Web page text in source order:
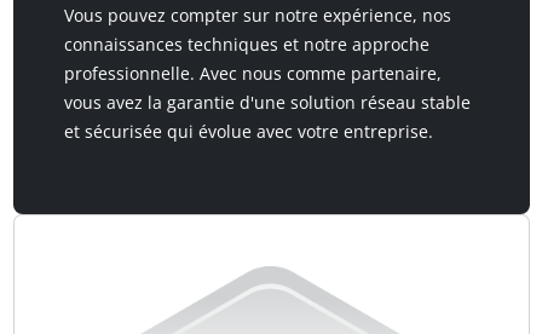
Vous pouvez compter sur notre expérience, nos
connaissances techniques et notre approche
professionnelle. Avec nous comme partenaire,
vous avez la garantie d'une solution réseau stable
et sécurisée qui évolue avec votre entreprise.